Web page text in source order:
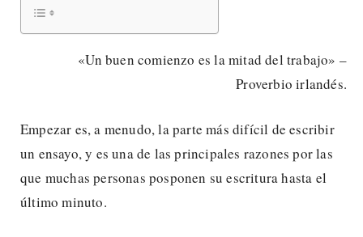
«Un buen comienzo es la mitad del trabajo» –
Proverbio irlandés.
Empezar es, a menudo, la parte más difícil de escribir
un ensayo, y es una de las principales razones por las
que muchas personas posponen su escritura hasta el
último minuto.